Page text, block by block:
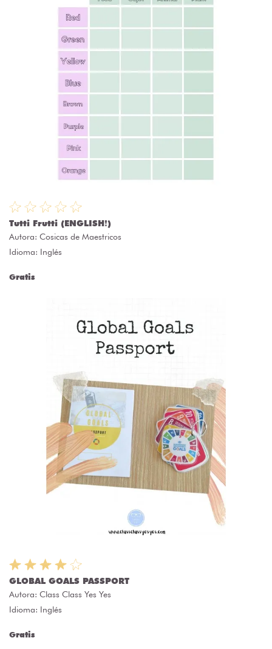
Tutti Frutti (ENGLISH❗)
Autora: Cosicas de Maestricos
Idioma: Inglés
Gratis
GLOBAL GOALS PASSPORT
Autora: Class Class Yes Yes
Idioma: Inglés
Gratis